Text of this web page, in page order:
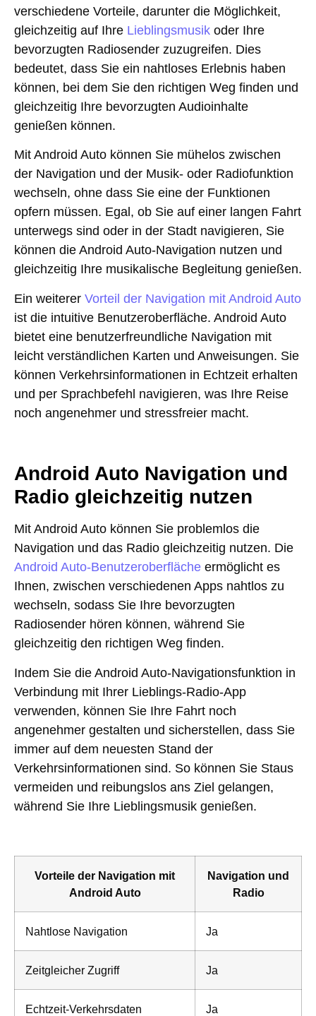
verschiedene Vorteile, darunter die Möglichkeit,
gleichzeitig auf Ihre Lieblingsmusik oder Ihre
bevorzugten Radiosender zuzugreifen. Dies
bedeutet, dass Sie ein nahtloses Erlebnis haben
können, bei dem Sie den richtigen Weg finden und
gleichzeitig Ihre bevorzugten Audioinhalte
genießen können.
Mit Android Auto können Sie mühelos zwischen
der Navigation und der Musik- oder Radiofunktion
wechseln, ohne dass Sie eine der Funktionen
opfern müssen. Egal, ob Sie auf einer langen Fahrt
unterwegs sind oder in der Stadt navigieren, Sie
können die Android Auto-Navigation nutzen und
gleichzeitig Ihre musikalische Begleitung genießen.
Ein weiterer Vorteil der Navigation mit Android Auto
ist die intuitive Benutzeroberfläche. Android Auto
bietet eine benutzerfreundliche Navigation mit
leicht verständlichen Karten und Anweisungen. Sie
können Verkehrsinformationen in Echtzeit erhalten
und per Sprachbefehl navigieren, was Ihre Reise
noch angenehmer und stressfreier macht.
Android Auto Navigation und
Radio gleichzeitig nutzen
Mit Android Auto können Sie problemlos die
Navigation und das Radio gleichzeitig nutzen. Die
Android Auto-Benutzeroberfläche ermöglicht es
Ihnen, zwischen verschiedenen Apps nahtlos zu
wechseln, sodass Sie Ihre bevorzugten
Radiosender hören können, während Sie
gleichzeitig den richtigen Weg finden.
Indem Sie die Android Auto-Navigationsfunktion in
Verbindung mit Ihrer Lieblings-Radio-App
verwenden, können Sie Ihre Fahrt noch
angenehmer gestalten und sicherstellen, dass Sie
immer auf dem neuesten Stand der
Verkehrsinformationen sind. So können Sie Staus
vermeiden und reibungslos ans Ziel gelangen,
während Sie Ihre Lieblingsmusik genießen.
Vorteile der Navigation mit
Android Auto
Navigation und
Radio
Nahtlose Navigation Ja
Zeitgleicher Zugriff Ja
Echtzeit-Verkehrsdaten Ja